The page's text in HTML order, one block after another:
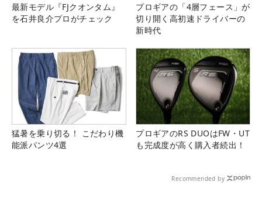
最新モデル『FJクオンタム』
を石井良介プロがチェック
プロギアの「4層フェース」が
切り開く高初速ドライバーの
新時代
猛暑を乗り切る！ こだわり機
能派パンツ4選
プロギアのRS DUOはFW・UT
も完成度が高く購入者続出！
Recommended by